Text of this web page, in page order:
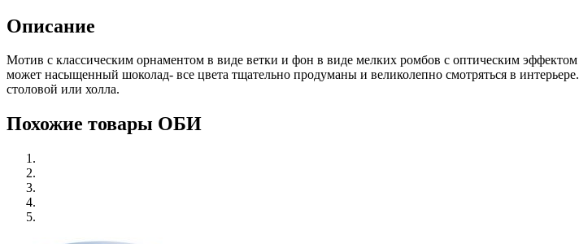
Описание
Мотив с классическим орнаментом в виде ветки и фон в виде мелких ромбов с оптическим
может насыщенный шоколад- все цвета тщательно продуманы и великолепно смотряться в
столовой или холла.
Похожие товары ОБИ